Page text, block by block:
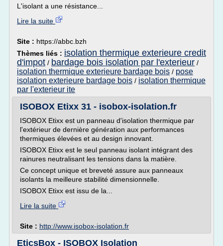
L'isolant a une résistance...
Lire la suite
Site : https://abbc.bzh
Thèmes liés : isolation thermique exterieure credit
d'impot / bardage bois isolation par l'exterieur /
isolation thermique exterieure bardage bois / pose
isolation exterieure bardage bois / isolation thermique
par l'exterieur ite
ISOBOX Etixx 31 - isobox-isolation.fr
ISOBOX Etixx est un panneau d'isolation thermique par
l'extérieur de dernière génération aux performances
thermiques élevées et au design innovant.
ISOBOX Etixx est le seul panneau isolant intégrant des
rainures neutralisant les tensions dans la matière.
Ce concept unique et breveté assure aux panneaux
isolants la meilleure stabilité dimensionnelle.
ISOBOX Etixx est issu de la...
Lire la suite
Site : http://www.isobox-isolation.fr
EticsBox - ISOBOX Isolation